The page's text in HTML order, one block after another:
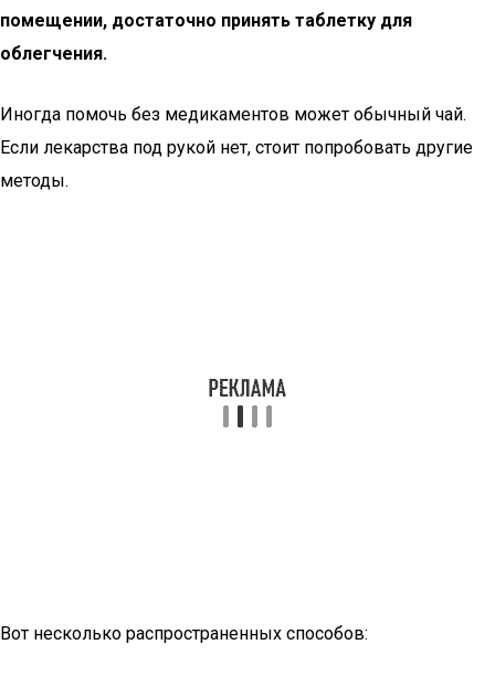
помещении, достаточно принять таблетку для
облегчения.
Иногда помочь без медикаментов может обычный чай.
Если лекарства под рукой нет, стоит попробовать другие
методы.
Вот несколько распространенных способов: